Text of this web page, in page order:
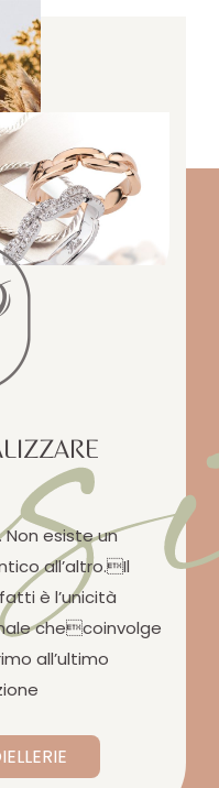
. Non esiste un
all’altro.Il
è l’unicità
checoinvolge
all’ultimo